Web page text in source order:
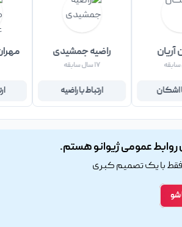
اشکان
راضیه جمشیدی
۱۷ سال سابقه
ارتباط با راضیه
عمومی ژیوانو هستم.
فقط با یک تصمیم کبری
شو